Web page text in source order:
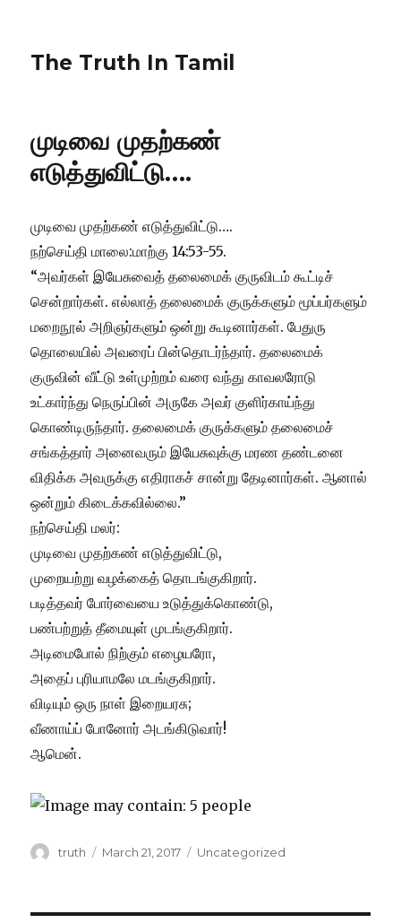
The Truth In Tamil
முடிவை முதற்கண்
எடுத்துவிட்டு….
முடிவை முதற்கண் எடுத்துவிட்டு….
நற்செய்தி மாலை:மாற்கு 14:53-55.
“அவர்கள் இயேசுவைத் தலைமைக் குருவிடம் கூட்டிச்
சென்றார்கள். எல்லாத் தலைமைக் குருக்களும் மூப்பர்களும்
மறைநூல் அறிஞர்களும் ஒன்று கூடினார்கள். பேதுரு
தொலையில் அவரைப் பின்தொடர்ந்தார். தலைமைக்
குருவின் வீட்டு உள்முற்றம் வரை வந்து காவலரோடு
உட்கார்ந்து நெருப்பின் அருகே அவர் குளிர்காய்ந்து
கொண்டிருந்தார். தலைமைக் குருக்களும் தலைமைச்
சங்கத்தார் அனைவரும் இயேசுவுக்கு மரண தண்டனை
விதிக்க அவருக்கு எதிராகச் சான்று தேடினார்கள். ஆனால்
ஒன்றும் கிடைக்கவில்லை.”
நற்செய்தி மலர்:
முடிவை முதற்கண் எடுத்துவிட்டு,
முறையற்று வழக்கைத் தொடங்குகிறார்.
படித்தவர் போர்வையை உடுத்துக்கொண்டு,
பண்பற்றுத் தீமையுள் முடங்குகிறார்.
அடிமைபோல் நிற்கும் எழையரோ,
அதைப் புரியாமலே மடங்குகிறார்.
விடியும் ஒரு நாள் இறையரசு;
வீணாய்ப் போனோர் அடங்கிடுவார்!
ஆமென்.
Author
truth
Posted
March 21, 2017 Categories
Uncategorized